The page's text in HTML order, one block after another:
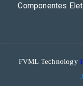
Componentes
FVML Technology